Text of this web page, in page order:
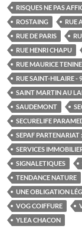
RISQUES NE PAS
ROSTAING
RUE
RUE DE PARIS
RUE HENRI CHAPU
RUE MAURICE TENINE
RUE SAINT-HILAIRE -
SAINT MARTIN AU
SAUDEMONT
SECURELIFE
SEPAF
SERVICES
SIGNALETIQUES
TENDANCE NATURE
UNE OBLIGATION
VOG COIFFURE
YLEA CHACON